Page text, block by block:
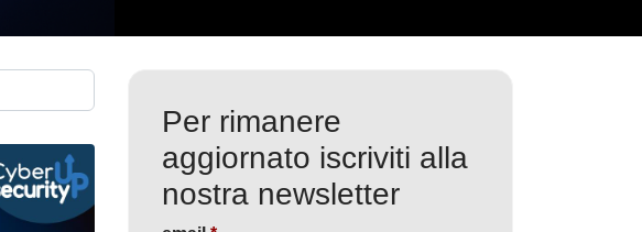
Per rimanere
aggiornato iscriviti alla
nostra newsletter